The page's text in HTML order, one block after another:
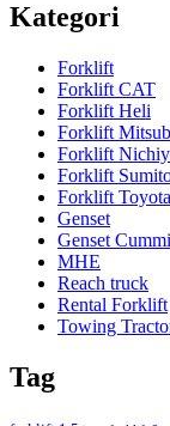
Kategori
Forklift
Forklift CAT
Forklift Heli
Forklift
Forklift
Forklift
Forklift Toyota
Genset
Genset
MHE
Reach truck
Rental Forklift
Towing
Tag